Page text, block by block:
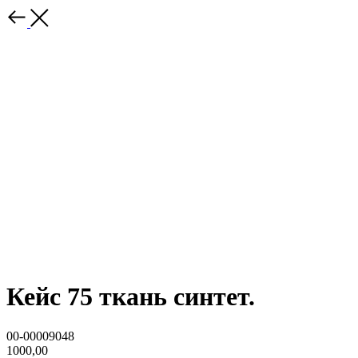
Кейс 75 ткань синтет.
00-00009048
1000,00